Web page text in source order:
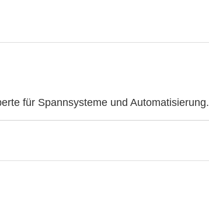
für Spannsysteme und Automatisierung.